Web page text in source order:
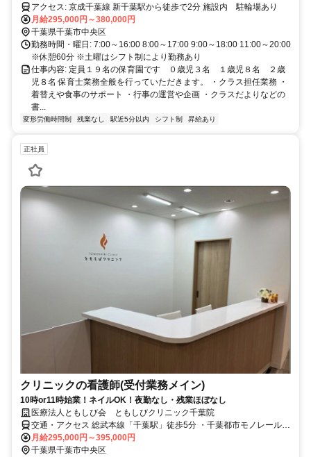
アクセス: 京成千葉線 新千葉駅から徒歩で2分 施設内 駐輪場あり
月給295,000円～380,000円
千葉県千葉市中央区
勤務時間・曜日: 7:00～16:00 8:00～17:00 9:00～18:00 11:00～20:00
※休憩60分 ※土曜はシフト制により勤務あり
仕事内容: 定員１９名の保育園です ０歳児３名 １歳児８名 ２歳
児８名 保育士業務全般を行っていただきます。 ・クラス担任業務 ・
着替えや食事のサポート ・行事の運営や企画 ・クラスだよりなどの
書...
変形労働時間制 残業なし 駅近5分以内 シフト制 昇給あり
正社員
クリニックの看護師(受付業務メイン)
10時or11時始業！ネイルOK！夜勤なし・残業ほぼなし
医療法人ともしび会 ともしびクリニック千葉院
交通・アクセス 総武本線「千葉駅」徒歩5分 ・千葉都市モノレール
「栄町駅」徒歩4分、「千葉駅」徒歩7分
月給295,000円～395,000円
千葉県千葉市中央区